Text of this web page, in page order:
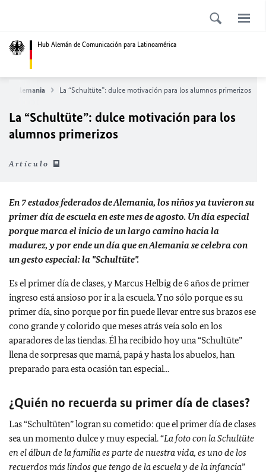
Hub Alemán de Comunicación para Latinoamérica
Alemania La “Schultüte”: dulce motivación para los alumnos primerizos
La “Schultüte”: dulce motivación para los
alumnos primerizos
Artículo
En 7 estados federados de Alemania, los niños ya tuvieron su
primer día de escuela en este mes de agosto. Un día especial
porque marca el inicio de un largo camino hacia la
madurez, y por ende un día que en Alemania se celebra con
un gesto especial: la "Schultüte".
Es el primer día de clases, y Marcus Helbig de 6 años de primer
ingreso está ansioso por ir a la escuela. Y no sólo porque es su
primer día, sino porque por fin puede llevar entre sus brazos ese
cono grande y colorido que meses atrás veía solo en los
aparadores de las tiendas. Él ha recibido hoy una “Schultüte”
llena de sorpresas que mamá, papá y hasta los abuelos, han
preparado para esta ocasión tan especial...
¿Quién no recuerda su primer día de clases?
Las “Schultüten” logran su cometido: que el primer día de clases
sea un momento dulce y muy especial. “La foto con la Schultüte
en el álbun de la familia es parte de nuestra vida, es uno de los
recuerdos más lindos que tengo de la escuela y de la infancia”